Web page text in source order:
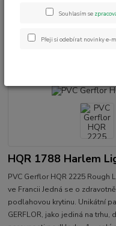
PVC podlahy HQR
PVC Gerflor
HQR 1788 Harlem
PVC Gerflor HQR 2225 Rough
ve Francii Jedná se o
podlahovou krytinu. Unikátní
GERFLOR, jako jediná na
Souhlasím se
Přeji si odebírat novinky e-